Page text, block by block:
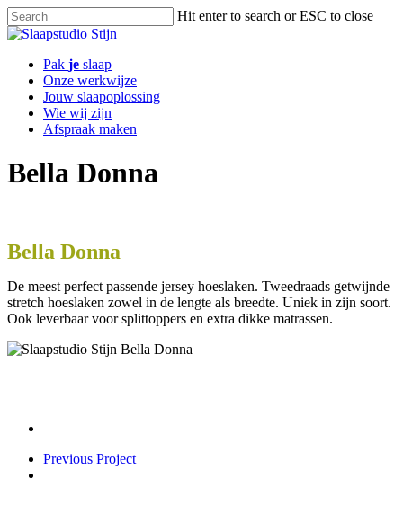
Skip
to
content
Hit enter to search or ESC to close
Close
Menu
Pak je slaap
Onze werkwijze
Jouw slaapoplossing
Wie wij zijn
Afspraak maken
Bella Donna
Bella Donna
De meest perfect passende jersey hoeslaken. Tweedraads getwijnde
stretch hoeslaken zowel in de lengte als breedte. Uniek in zijn soort.
Ook leverbaar voor splittoppers en extra dikke matrassen.
Previous Project